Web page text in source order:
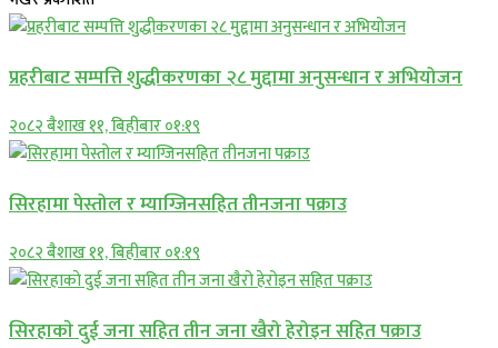
प्रहरीबाट सम्पत्ति शुद्धीकरणका २८ मुद्दामा अनुसन्धान र अभियोजन
२०८२ बैशाख ११, बिहीबार ०१:१९
सिरहामा पेस्तोल र म्याग्जिनसहित तीनजना पक्राउ
२०८२ बैशाख ११, बिहीबार ०१:१९
सिरहाकाे दुई जना सहित तीन जना खैरो हेरोइन सहित पक्राउ